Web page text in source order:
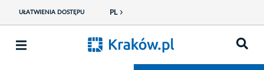
UŁATWIENIA DOSTĘPU PL